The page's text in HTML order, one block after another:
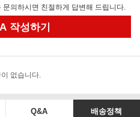
의하시면 친절하게 답변해 드립니다.
작성하기
없습니다.
Q&A 배송정책